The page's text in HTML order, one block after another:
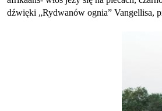
dźwięki „Rydwanów ognia” Vangellisa,